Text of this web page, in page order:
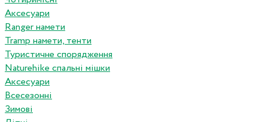
Аксесуари
Ranger намети
Tramp намети, тенти
Туристичне спорядження
Naturehike спальні мішки
Аксесуари
Всесезонні
Зимові